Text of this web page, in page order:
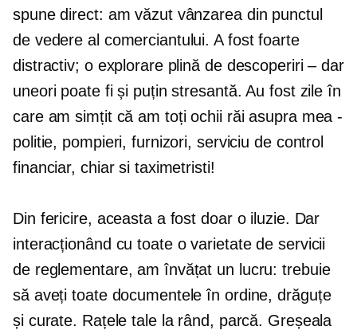
spune direct: am văzut vânzarea din punctul
de vedere al comerciantului. A fost foarte
distractiv; o explorare plină de descoperiri – dar
uneori poate fi și puțin stresantă. Au fost zile în
care am simțit că am toți ochii răi asupra mea-
politie, pompieri, furnizori, serviciu de control
financiar, chiar si taximetristi!
Din fericire, aceasta a fost doar o iluzie. Dar
interacționând cu toate o varietate de servicii
de reglementare, am învățat un lucru: trebuie
să aveți toate documentele în ordine, drăguțe
și curate. Rațele tale la rând, parcă. Greșeala